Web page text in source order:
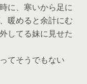
に、寒いから足に
暖めると余計にむ
してる妹に見せた
てそうでもない